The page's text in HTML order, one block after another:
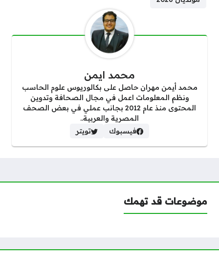
محمد ايمن
محمد أيمن مهران حاصل على بكالوريوس علوم الحاسب
ونظم المعلومات اعمل في مجال الصحافة وتدوين
المحتوى منذ عام 2012 بجانب عملي في بعض الصحف
المصرية والعربية..
فيسبوك
تويتر
موضوعات قد تهمك